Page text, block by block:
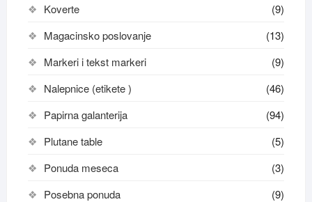
Koverte
(9)
Magacinsko poslovanje
(13)
Markeri i tekst markeri
(9)
Nalepnice (etikete )
(46)
Papirna galanterija
(94)
Plutane table
(5)
Ponuda meseca
(3)
Posebna ponuda
(9)